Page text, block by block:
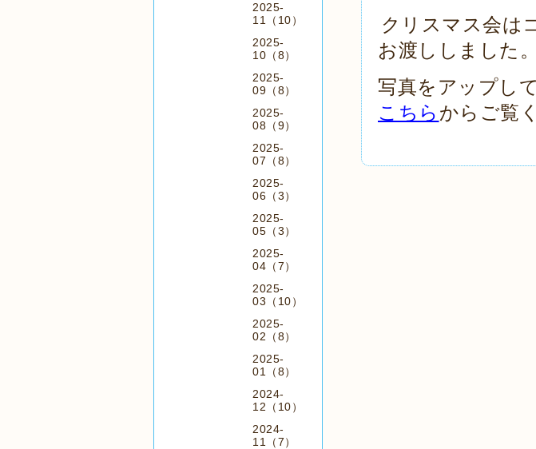
クリスマス会は
お渡ししました。
写真をアップし
こちら からご覧
2025-
11（10）
2025-
10（8）
2025-
09（8）
2025-
08（9）
2025-
07（8）
2025-
06（3）
2025-
05（3）
2025-
04（7）
2025-
03（10）
2025-
02（8）
2025-
01（8）
2024-
12（10）
2024-
11（7）